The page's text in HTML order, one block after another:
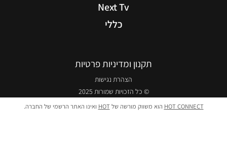
Next Tv
כללי
© כל הזכויות שמורות 2025
הצהרת נגישות
תקנון ומדיניות פרטיות
HOT CONNECTהוא משווק מורשה שלHOTואינו האתר הרשמי של החברה.